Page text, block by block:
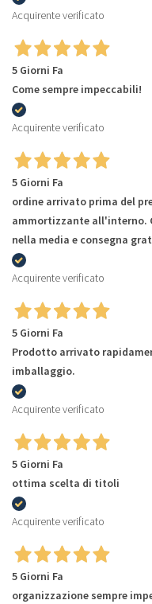
Acquirente verificato
5 Giorni Fa
Come sempre impeccabili!
Acquirente verificato
5 Giorni Fa
ordine arrivato prima del
ammortizzante all'interno.
nella media e consegna
Acquirente verificato
5 Giorni Fa
Prodotto arrivato
imballaggio.
Acquirente verificato
5 Giorni Fa
ottima scelta di titoli
Acquirente verificato
5 Giorni Fa
organizzazione sempre